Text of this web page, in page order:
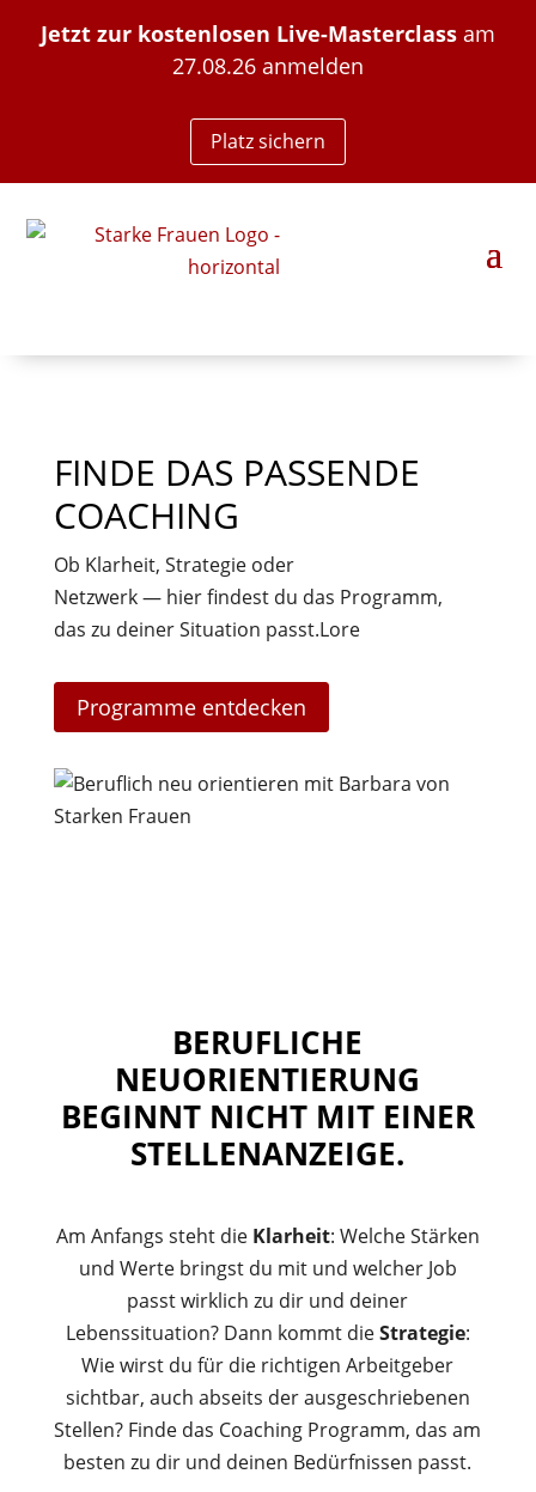
Jetzt zur kostenlosen Live-Masterclass am
27.08.26 anmelden
Platz sichern
FINDE DAS PASSENDE
COACHING
Ob Klarheit, Strategie oder
Netzwerk — hier findest du das Programm,
das zu deiner Situation passt.Lore
Programme entdecken
BERUFLICHE
NEUORIENTIERUNG
BEGINNT NICHT MIT EINER
STELLENANZEIGE.
Am Anfangs steht die Klarheit: Welche Stärken
und Werte bringst du mit und welcher Job
passt wirklich zu dir und deiner
Lebenssituation? Dann kommt dieStrategie:
Wie wirst du für die richtigen Arbeitgeber
sichtbar, auch abseits der ausgeschriebenen
Stellen? Finde das Coaching Programm, das am
besten zu dir und deinen Bedürfnissen passt.